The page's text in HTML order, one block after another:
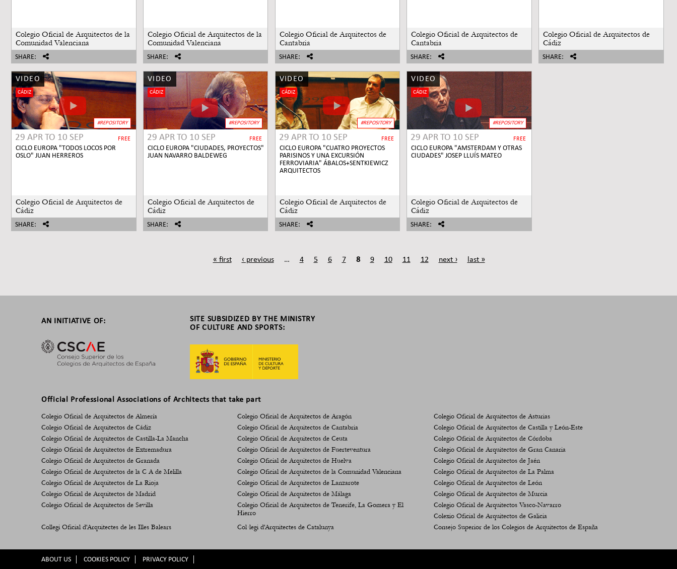
Colegio Oficial de Arquitectos de la
Comunidad Valenciana
SHARE:
Colegio Oficial de Arquitectos de la
Comunidad Valenciana
SHARE:
Colegio Oficial de Arquitectos de
Cantabria
SHARE:
Colegio Oficial de Arquitectos de
Cantabria
SHARE:
Colegio Oficial de Arquitectos de
Cádiz
SHARE:
VIDEO
CÁDIZ
29 APR TO 10 SEP FREE
CICLO EUROPA "TODOS LOCOS POR
OSLO" JUAN HERREROS
Colegio Oficial de Arquitectos de
Cádiz
#REPOSITORY
SHARE:
VIDEO
CÁDIZ
29 APRTO 10 SEP FREE
CICLO EUROPA "CIUDADES, PROYECTOS"
JUAN NAVARRO BALDEWEG
Colegio Oficial de Arquitectos de
Cádiz
#REPOSITORY
SHARE:
VIDEO
CÁDIZ
29 APRTO 10 SEP FREE
CICLO EUROPA "CUATRO PROYECTOS
PARISINOS Y UNA EXCURSIÓN
FERROVIARIA" ÁBALOS+SENTKIEWICZ
ARQUITECTOS
Colegio Oficial de Arquitectos de
Cádiz
#REPOSITORY
SHARE:
VIDEO
CÁDIZ
29 APR TO 10 SEP FREE
CICLO EUROPA "AMSTERDAM Y OTRAS
CIUDADES" JOSEP LLUÍS MATEO
Colegio Oficial de Arquitectos de
Cádiz
#REPOSITORY
SHARE:
« first ‹ previous … 4 5 6 7 8 9 10 11 12 next › last »
AN INITIATIVE OF:
SITE SUBSIDIZED BY THE MINISTRY
OF CULTURE AND SPORTS:
Official Professional Associations of Architects that take part
Colegio Oficial de Arquitectos de Almería Colegio Oficial de Arquitectos de Aragón
Colegio Oficial de Arquitectos de Asturias
Colegio Oficial de Arquitectos de Cádiz
Colegio Oficial de Arquitectos de Cantabria
Colegio Oficial de Arquitectos de Castilla y León-Este
Colegio Oficial de Arquitectos de Castilla-La Mancha
Colegio Oficial de Arquitectos de Ceuta
Colegio Oficial de Arquitectos de Córdoba
Colegio Oficial de Arquitectos de Extremadura
Colegio Oficial de Arquitectos de Fuerteventura
Colegio Oficial de Arquitectos de Gran Canaria
Colegio Oficial de Arquitectos de Granada
Colegio Oficial de Arquitectos de Huelva
Colegio Oficial de Arquitectos de Jaén
Colegio Oficial de Arquitectos de la C A de Melilla
Colegio Oficial de Arquitectos de la Comunidad Valenciana
Colegio Oficial de Arquitectos de La Palma
Colegio Oficial de Arquitectos de La Rioja
Colegio Oficial de Arquitectos de Lanzarote
Colegio Oficial de Arquitectos de León
Colegio Oficial de Arquitectos de Madrid
Colegio Oficial de Arquitectos de Málaga
Colegio Oficial de Arquitectos de Murcia
Colegio Oficial de Arquitectos de Sevilla
Colegio Oficial de Arquitectos de Tenerife, La Gomera y El
Hierro
Colegio Oficial de Arquitectos Vasco-Navarro
Colexio Oficial de Arquitectos de Galicia
Collegi Oficial d'Arquitectes de les Illes Balears
Col·legi d'Arquitectes de Catalunya Consejo Superior de los Colegios de Arquitectos de España
ABOUT US COOKIES POLICY PRIVACY POLICY